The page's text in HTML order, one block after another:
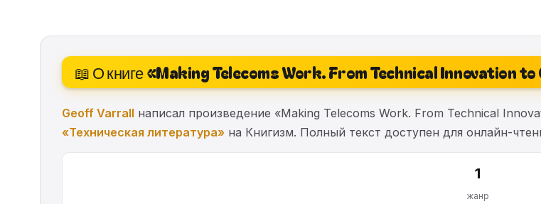
📖 О книге «Making Telecoms Work. From Technical Innovation
Geoff Varrall написал произведение «Making Telecoms Work. From Technical
«Техническая литература» на Книгизм. Полный текст доступен для онлайн-
1
жанр